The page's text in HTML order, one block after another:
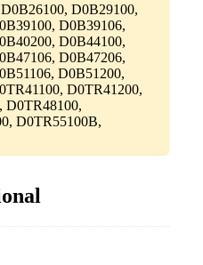
D0B26100, D0B29100,
D0B39106,
D0B44100,
D0B47206,
D0B51200,
D0TR41200,
D0TR48100,
D0TR55100B,